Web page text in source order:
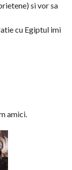
si vor sa
cu Egiptul imi
amici.